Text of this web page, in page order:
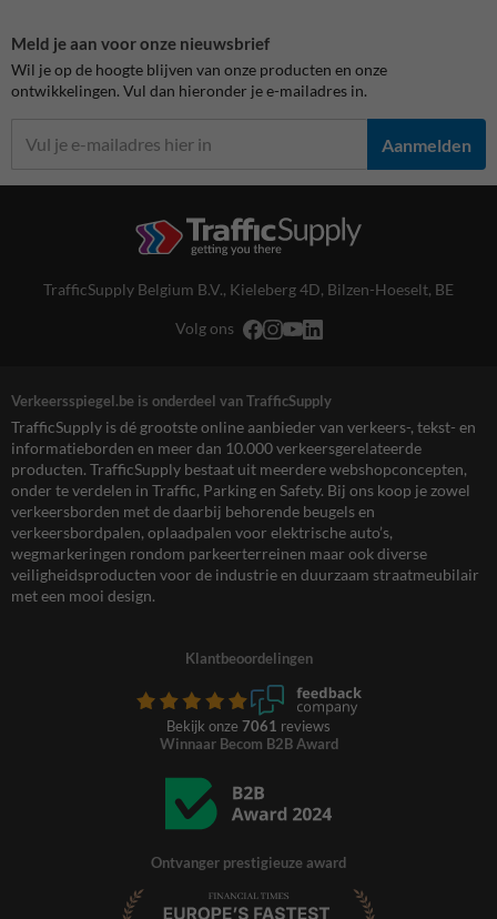
Meld je aan voor onze nieuwsbrief
Wil je op de hoogte blijven van onze producten en onze
ontwikkelingen. Vul dan hieronder je e-mailadres in.
Aanmelden
TrafficSupply Belgium B.V., Kieleberg 4D, Bilzen-Hoeselt, BE
Volg ons
Verkeersspiegel.be is onderdeel van TrafficSupply
TrafficSupply is dé grootste online aanbieder van verkeers-, tekst- en
informatieborden en meer dan 10.000 verkeersgerelateerde
producten. TrafficSupply bestaat uit meerdere webshopconcepten,
onder te verdelen in Traffic, Parking en Safety. Bij ons koop je zowel
verkeersborden met de daarbij behorende beugels en
verkeersbordpalen, oplaadpalen voor elektrische auto’s,
wegmarkeringen rondom parkeerterreinen maar ook diverse
veiligheidsproducten voor de industrie en duurzaam straatmeubilair
met een mooi design.
Klantbeoordelingen
Bekijk onze 7061 reviews
Winnaar Becom B2B Award
Ontvanger prestigieuze award